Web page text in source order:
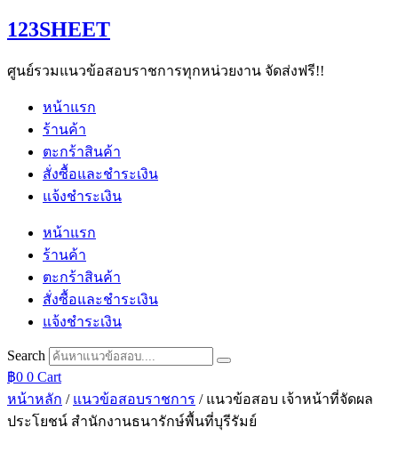
Skip
to
123SHEET
ศูนย์รวมแนวข้อสอบราชการทุกหน่วยงาน จัดส่งฟรี!!
หน้าแรก
ร้านค้า
ตะกร้าสินค้า
สั่งซื้อและชำระเงิน
แจ้งชำระเงิน
หน้าแรก
ร้านค้า
ตะกร้าสินค้า
สั่งซื้อและชำระเงิน
แจ้งชำระเงิน
Search
฿0 0 Cart
หน้าหลัก / แนวข้อสอบราชการ / แนวข้อสอบ เจ้าหน้าที่จัดผล
ประโยชน์ สำนักงานธนารักษ์พื้นที่บุรีรัมย์